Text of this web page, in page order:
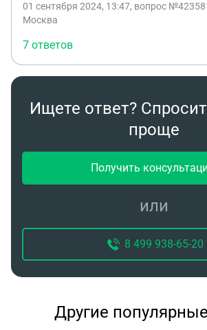
где это всё оформлялось. С тех пор
собственности без уточнения
числюсь ответственным
прописывал в квартиру дочь
01 сентября 2024, 13:47, вопрос
Москва
7 ответов
Ищете ответ?
проще
Получить
или
8 499 938-65-20
Другие